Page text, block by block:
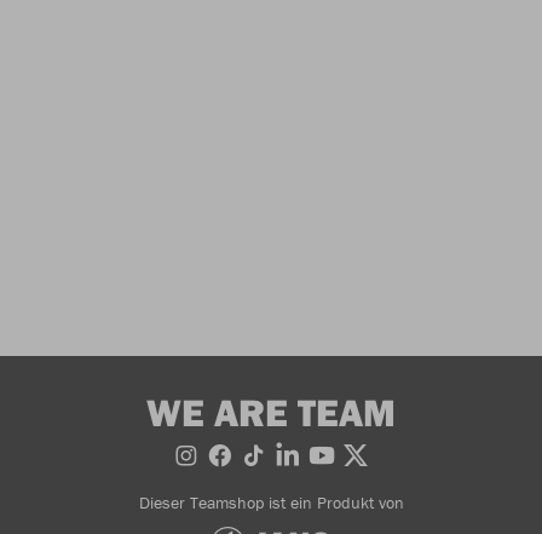
WE ARE TEAM
Dieser Teamshop ist ein Produkt von